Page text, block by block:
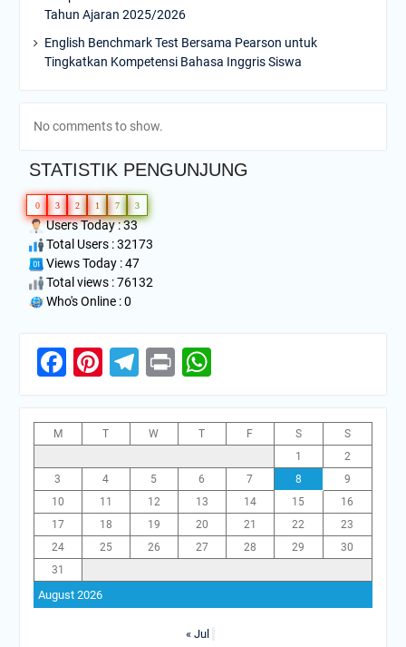
Tahun Ajaran 2025/2026
English Benchmark Test Bersama Pearson untuk
Tingkatkan Kompetensi Bahasa Inggris Siswa
No comments to show.
STATISTIK PENGUNJUNG
0 3 2 1 7 3
Users Today : 33
Total Users : 32173
Views Today : 47
Total views : 76132
Who's Online : 0
Facebook
Pinterest
Telegram
PrintWhatsApp
August 2026
M T W T F S
S
1
2
3
4 5 6 7 8
9
10
11 12 13 14 15
16
17
18 19 20 21 22
23
24
25 26 27 28 29
30
31
« Jul